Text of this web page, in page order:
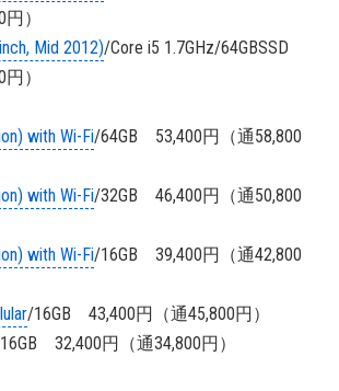
）
Mid 2012)/Core i5 1.7GHz/64GBSSD
）
with Wi-Fi/64GB 53,400円（通58,800
with Wi-Fi/32GB 46,400円（通50,800
with Wi-Fi/16GB 39,400円（通42,800
/16GB 43,400円（通45,800円）
32,400円（通34,800円）